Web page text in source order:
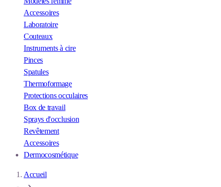
Accessoires
Laboratoire
Couteaux
Instruments à cire
Pinces
Spatules
Thermoformage
Protections occulaires
Box de travail
Sprays d'occlusion
Revêtement
Accessoires
Dermocosmétique
Accueil